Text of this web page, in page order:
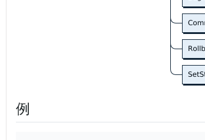
例